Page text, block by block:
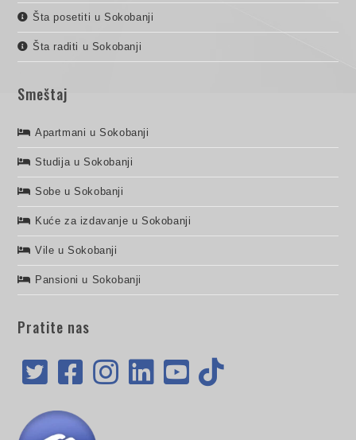
Šta posetiti u Sokobanji
Šta raditi u Sokobanji
Smeštaj
Apartmani u Sokobanji
Studija u Sokobanji
Sobe u Sokobanji
Kuće za izdavanje u Sokobanji
Vile u Sokobanji
Pansioni u Sokobanji
Pratite nas